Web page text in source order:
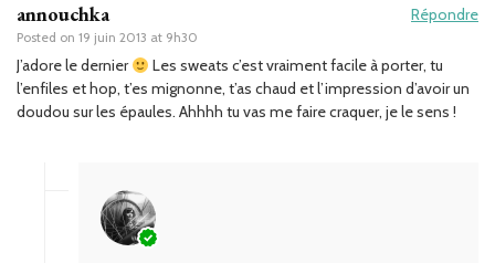
annouchka
Posted on 19 juin 2013 at 9h30
Répondre
J’adore le dernier
Les sweats c’est vraiment facile à porter, tu
l’enfiles et hop, t’es mignonne, t’as chaud et l’impression d’avoir un
doudou sur les épaules. Ahhhh tu vas me faire craquer, je le sens !